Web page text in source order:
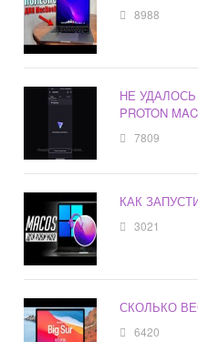
8988
НЕ
PROTON
7809
КАК
3021
СКОЛЬКО
6420